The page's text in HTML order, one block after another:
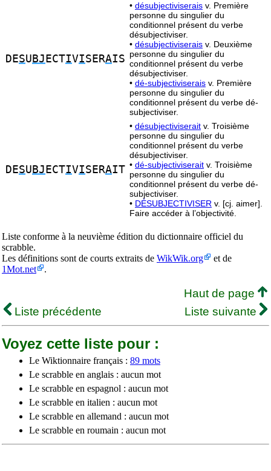
DESU BJ ECTIVISERAIS
• désubjectiviserais v. Première
personne du singulier du
conditionnel présent du verbe
désubjectiviser.
• désubjectiviserais v. Deuxième
personne du singulier du
conditionnel présent du verbe
désubjectiviser.
• dé-subjectiviserais v. Première
personne du singulier du
conditionnel présent du verbe dé-
subjectiviser.
DESU BJ ECTIVISERAIT
• désubjectiviserait v. Troisième
personne du singulier du
conditionnel présent du verbe
désubjectiviser.
• dé-subjectiviserait v. Troisième
personne du singulier du
conditionnel présent du verbe dé-
subjectiviser.
• DÉSUBJECTIVISER v. [cj. aimer].
Faire accéder à l’objectivité.
Liste conforme à la neuvième édition du dictionnaire officiel du
scrabble.
Les définitions sont de courts extraits de WikWik.org
et de
1Mot.net
.
Haut de page
Liste précédente
Liste suivante
Voyez cette liste pour :
Le Wiktionnaire français : 89 mots
Le scrabble en anglais : aucun mot
Le scrabble en espagnol : aucun mot
Le scrabble en italien : aucun mot
Le scrabble en allemand : aucun mot
Le scrabble en roumain : aucun mot